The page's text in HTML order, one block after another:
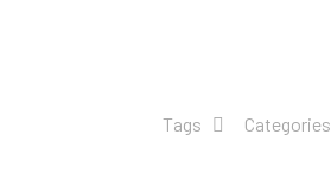
Categories
Tags